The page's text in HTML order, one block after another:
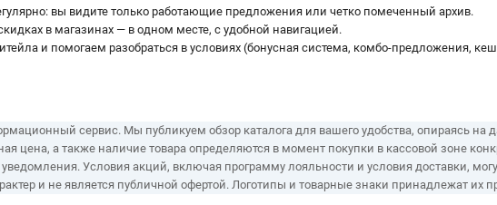
вы видите только работающие предложения или четко помеченный архив.
в магазинах — в одном месте, с удобной навигацией.
и помогаем разобраться в условиях (бонусная система, комбо-предложения,
сервис. Мы публикуем обзор каталога для вашего удобства, опираясь
цена, а также наличие товара определяются в момент покупки в кассовой зоне
Условия акций, включая программу лояльности и условия доставки,
и не является публичной офертой. Логотипы и товарные знаки принадлежат их